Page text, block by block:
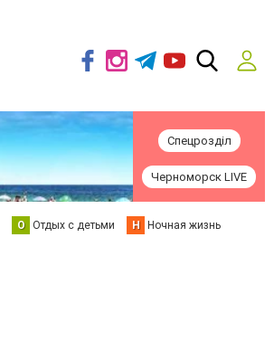
Спецрозділ
Черноморск LIVE
О Отдых с детьми Н Ночная жизнь